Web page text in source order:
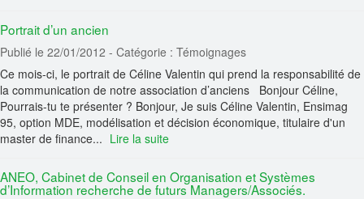
Portrait d’un ancien
Publié le 22/01/2012 - Catégorie : Témoignages
Ce mois-ci, le portrait de Céline Valentin qui prend la responsabilité de
la communication de notre association d’anciens Bonjour Céline,
Pourrais-tu te présenter ? Bonjour, Je suis Céline Valentin, Ensimag
95, option MDE, modélisation et décision économique, titulaire d'un
master de finance... Lire la suite
ANEO, Cabinet de Conseil en Organisation et Systèmes
d’Information recherche de futurs Managers/Associés.